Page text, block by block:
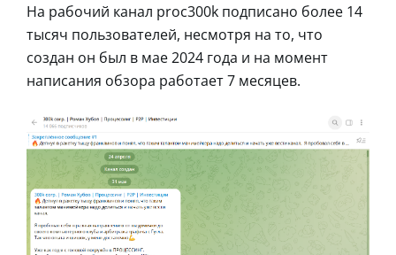
На рабочий канал proc300k подписано более 14
тысяч пользователей, несмотря на то, что
создан он был в мае 2024 года и на момент
написания обзора работает 7 месяцев.